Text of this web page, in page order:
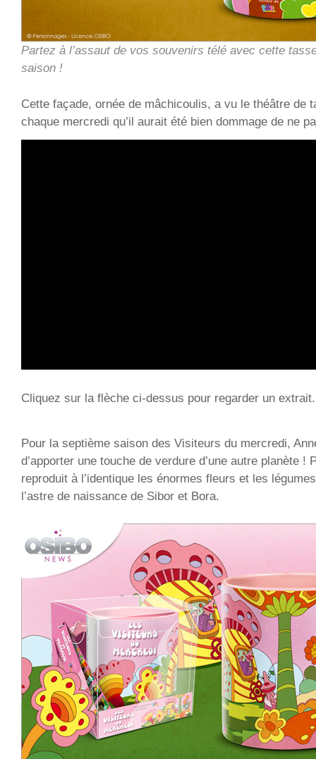
Partez à l’assaut de vos souvenirs télé avec cette
saison !
Cette façade, ornée de mâchicoulis, a vu le théâtre de
chaque mercredi qu’il aurait été bien dommage de ne
Cliquez sur la flèche ci-dessus pour regarder un extrait.
Pour la septième saison des Visiteurs du mercredi,
d’apporter une touche de verdure d’une autre planète !
reproduit à l’identique les énormes fleurs et les
l’astre de naissance de Sibor et Bora.